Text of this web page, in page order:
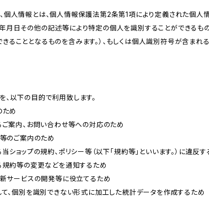
個人情報とは、個人情報保護法第2条第1項により定義された個人
月日その他の記述等により特定の個人を識別することができるも
ることとなるものを含みます。）、もしくは個人識別符号が含まれ
、以下の目的で利用致します。
ため
ご案内、お問い合わせ等への対応のため
等のご案内のため
当ショップの規約、ポリシー等（以下「規約等」といいます。）に違
規約等の変更などを通知するため
新サービスの開発等に役立てるため
て、個別を識別できない形式に加工した統計データを作成するため